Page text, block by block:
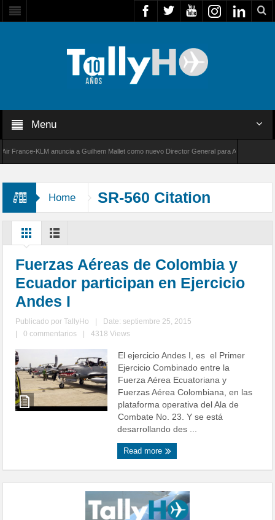
Menu
KLM anuncia a Guilhem Mallet como nuevo Director General para América Latina
Home SR-560 Citation
Fuerzas Aéreas de Colombia y
Ecuador participan en Ejercicio
Andes I
Publicado porTallyHo
Date: septiembre 25, 2015
0 commentarios 4318 Views
El ejercicio Andes I, es el Primer
Ejercicio Combinado entre la
Fuerza Aérea Ecuatoriana y
Fuerzas Aérea Colombiana, en las
plataforma operativa del Ala de
Combate No. 23. Y se está
desarrollando des ...
Read more